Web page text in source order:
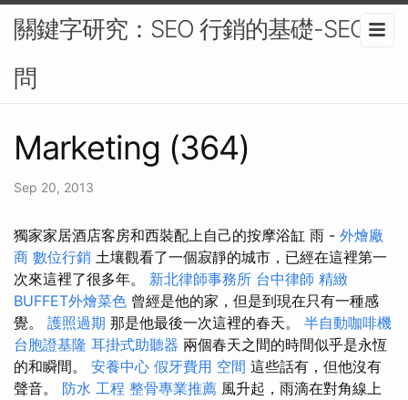
關鍵字研究：SEO 行銷的基礎-SEO顧
問
Marketing (364)
Sep 20, 2013
獨家家居酒店客房和西裝配上自己的按摩浴缸 雨 - 外燴廠
商 數位行銷 土壤觀看了一個寂靜的城市，已經在這裡第一
次來這裡了很多年。 新北律師事務所 台中律師 精緻
BUFFET外燴菜色 曾經是他的家，但是到現在只有一種感
覺。 護照過期 那是他最後一次這裡的春天。 半自動咖啡機
台胞證基隆 耳掛式助聽器 兩個春天之間的時間似乎是永恆
的和瞬間。 安養中心 假牙費用 空間 這些話有，但他沒有
聲音。 防水 工程 整骨專業推薦 風升起，雨滴在對角線上